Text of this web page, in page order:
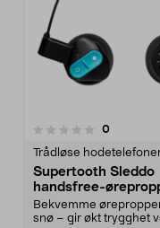
0
Trådløse
Supertooth Sleddo
handsfree-
skihjelm
Bekvemme
snø – gir økt trygghet